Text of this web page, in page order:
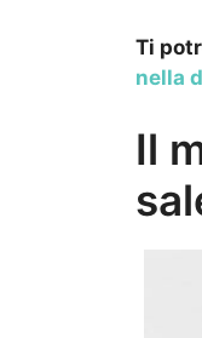
Ti
nella
Il